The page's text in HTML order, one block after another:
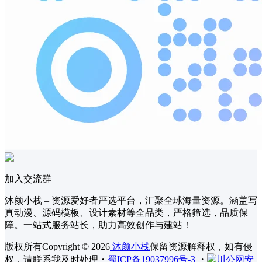
加入交流群
沐颜小栈 – 资源爱好者严选平台，汇聚全球海量资源。涵盖写
真动漫、源码模板、设计素材等全品类，严格筛选，品质保
障。一站式服务站长，助力高效创作与建站！
版权所有Copyright © 2026 沐颜小栈保留资源解释权，如有侵
权，请联系我及时处理 ・ 蜀ICP备19037996号-3 ・ 川公网安